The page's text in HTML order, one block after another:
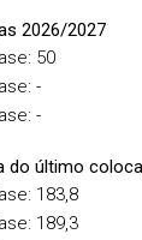
2026/2027
50
-
-
do último
183,8
189,3